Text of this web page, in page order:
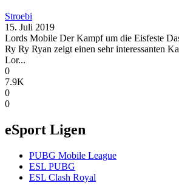
Stroebi
15. Juli 2019
Lords Mobile Der Kampf um die Eisfeste
Ry Ry Ryan zeigt einen sehr interessanten
Lor...
0
7.9K
0
0
eSport Ligen
PUBG Mobile League
ESL PUBG
ESL Clash Royal